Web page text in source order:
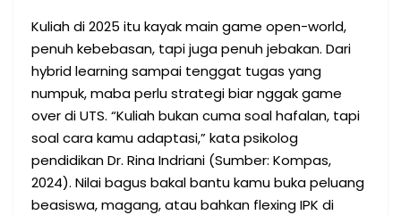
Kuliah di 2025 itu kayak main game open-world,
penuh kebebasan, tapi juga penuh jebakan. Dari
hybrid learning sampai tenggat tugas yang
numpuk, maba perlu strategi biar nggak game
over di UTS. “Kuliah bukan cuma soal hafalan, tapi
soal cara kamu adaptasi,” kata psikolog
pendidikan Dr. Rina Indriani (Sumber: Kompas,
2024). Nilai bagus bakal bantu kamu buka peluang
beasiswa, magang, atau bahkan flexing IPK di